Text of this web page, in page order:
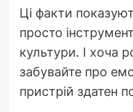
Ці факти
просто
культури. І хоча
забувайте про
пристрій здатен